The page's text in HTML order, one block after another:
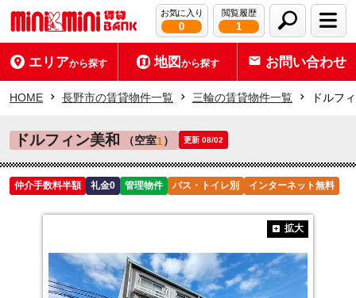
お気に入り
0
閲覧履歴
1
エリアから探す 地図から探す お問い合わせ
HOME 長野市の賃貸物件一覧 三輪の賃貸物件一覧 ドルフ
ドルフィン美和 （空室1） 更新 08/02
仲介手数料半額 礼金0 管理物件 バス・トイレ別 インターネット無料
拡大